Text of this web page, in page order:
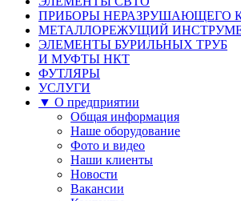
ПРИБОРЫ НЕРАЗРУШАЮЩЕГО
МЕТАЛЛОРЕЖУЩИЙ
ЭЛЕМЕНТЫ БУРИЛЬНЫХ ТРУБ
И МУФТЫ НКТ
ФУТЛЯРЫ
УСЛУГИ
▼ О предприятии
Общая информация
Наше оборудование
Фото и видео
Наши клиенты
Новости
Вакансии